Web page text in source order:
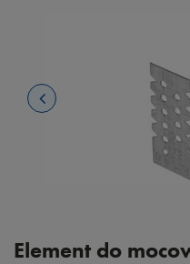
Element do